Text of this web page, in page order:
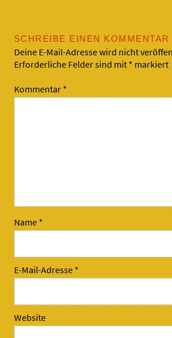
SCHREIBE EINEN KOMMENTAR
Deine E-Mail-Adresse wird nicht
Erforderliche Felder sind mit * markiert
Kommentar *
Name *
E-Mail-Adresse *
Website